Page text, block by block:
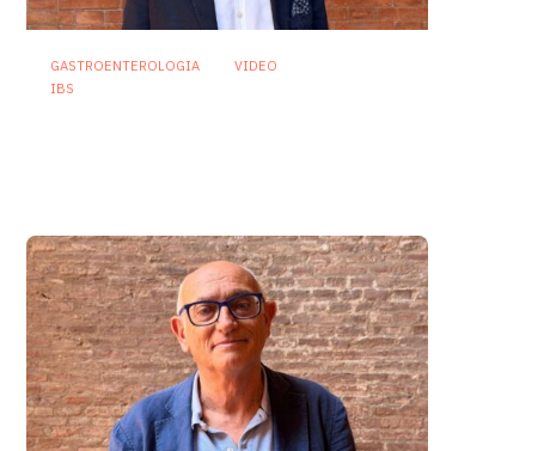
GASTROENTEROLOGIA
VIDEO
IBS